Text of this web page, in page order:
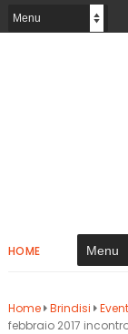
HOME
Home Brindisi
febbraio 2017